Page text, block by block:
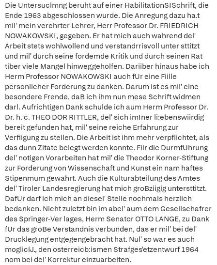
Die Untersuclmng beruht auf einer HabilitationSISchrift, die
Ende 1963 abgeschlossen wurde. Die Anregung dazu ha.t
mil' mein verehrter Lehrer, Herr Professor Dr. FRIEDRICH
NOWAKOWSKI, gegeben. Er hat mich auch wahrend del'
Arbeit stets wohlwollend und verstandrrisvoll unter sttitzt
und mil' durch seine fordemde Kritik und durch seinen Rat
tiber viele Mangel hinweggeholfen. Dariiber hinaus habe ich
Herm Professor NOWAKOWSKI auch fUr eine Fiille
personlicher Forderung zu danken. Darum ist es mil' eine
besondere Frende, daB ich ihm nun mese Schrift widmen
darl. Aufrichtigen Dank schulde ich aum Herm Professor Dr.
Dr. h. c. THEO DOR RITTLER, del' sich imIner li:ebenswiirdig
bereit gefunden hat, mil' seine reiche Erfahrung zur
Verfiigung zu stellen. Die Arbeit ist ihm mehr verpflichtet, als
das dunn Zitate belegt werden konnte. Fiir die DurmfUhrung
del' notigen Vorarbeiten hat mil' die Theodor Korner-Stiftung
zur Forderung von Wissenschaft und Kunst ein nam haftes
Stipenmum gewahrt. Auch die Kulturabteilung des Amtes
del' Tiroler Landesregierung hat mich groBziigig untersttitzt.
DafUr darf ich mich an diesel' Stelle nochmals herzlich
bedanken. Nicht zuletzt bin im abel' aum dem Gesellschafrer
des Springer-Ver lages, Herm Senator OTTO LANGE, zu Dank
fUr das groBe Verstandnis verbunden, das er mil' bei del'
Drucklegung entgegengebracht hat. Nul' so war es auch
mogliclJ., den osterreicb:ismen Strafges'etzentwurf 1964
nom bei del' Korrektur einzuarbeiten.